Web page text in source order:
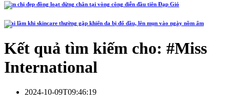
Năm chị đẹp đồng loạt dừng chân tại vòng công diễn đầu tiên Đạp Gió
4 sai lầm khi skincare thường gặp khiến da bị đổ dầu, lên mụn vào ngày nồm ẩm
Kết quả tìm kiếm cho: #Miss
International
2024-10-09T09:46:19